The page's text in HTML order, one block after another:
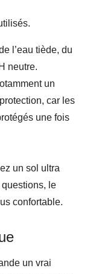
l’eau tiède, du
neutre.
un
car les
une fois
un sol ultra
le
confortable.
un vrai